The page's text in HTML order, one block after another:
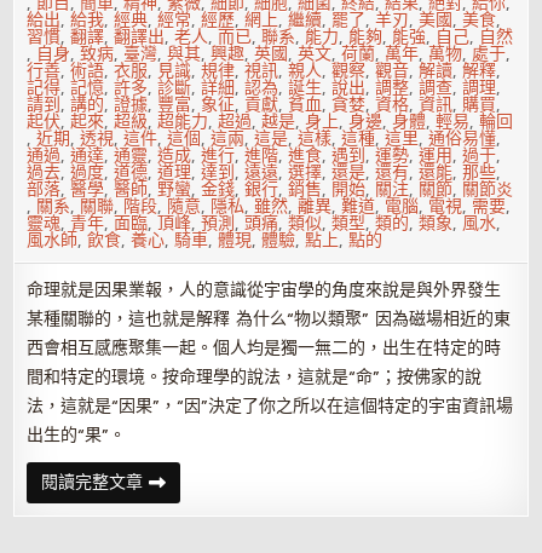
給出,給我,經典,經常,經歷,網上,繼續, 罷了,羊刃,美國,美食,
習慣,翻譯,翻譯出,老人,而已,聯系, 能力, 能夠, 能強, 自己, 自然
, 自身,致病,臺灣,與其,興趣,英國,英文,荷蘭,萬年,萬物, 處于,
行善,術語,衣服, 見識,規律,視訊,親人,觀察,觀音,解讀,解釋,
記得,記憶,許多,診斷,詳細,認為,誕生,說出,調整,調查,調理,
請到,講的,證據, 豐富, 象征, 貢獻,貧血,貪婪,資格,資訊,購買,
起伏,起來,超級,超能力,超過,越是,身上,身邊,身體,輕易,輪回
,近期,透視,這件,這個,這兩,這是,這樣,這種,這里,通俗易懂,
通過,通達,通靈,造成,進行,進階,進食,遇到,運勢,運用,過于,
過去,過度,道德,道理,達到,遠遠,選擇,還是,還有,還能,那些,
部落,醫學,醫師,野蠻,金錢,銀行,銷售, 開始, 關注, 關節, 關節炎
, 關系, 關聯, 階段, 隨意, 隱私,雖然,離異,難道, 電腦, 電視, 需要,
靈魂,青年,面臨,頂峰,預測,頭痛,類似,類型,類的,類象, 風水,
風水師,飲食,養心,騎車,體現,體驗,點上,點的
命理就是因果業報，人的意識從宇宙學的角度來說是與外界發生
某種關聯的，這也就是解釋 為什么“物以類聚” 因為磁場相近的東
西會相互感應聚集一起。個人均是獨一無二的，出生在特定的時
間和特定的環境。按命理學的說法，這就是“命”；按佛家的說
法，這就是“因果”，“因”決定了你之所以在這個特定的宇宙資訊場
出生的“果”。
閱讀完整文章為
何
命